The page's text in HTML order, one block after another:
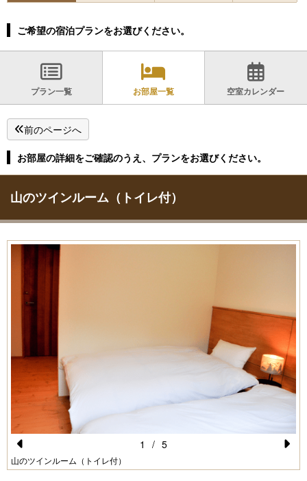
ご希望の宿泊プランをお選びください。
プラン一覧 お部屋一覧 空室カレンダー
前のページへ
お部屋の詳細をご確認のうえ、プランをお選びください。
山のツインルーム（トイレ付）
Pr
山のツインルーム（トイレ付）
1 / 5